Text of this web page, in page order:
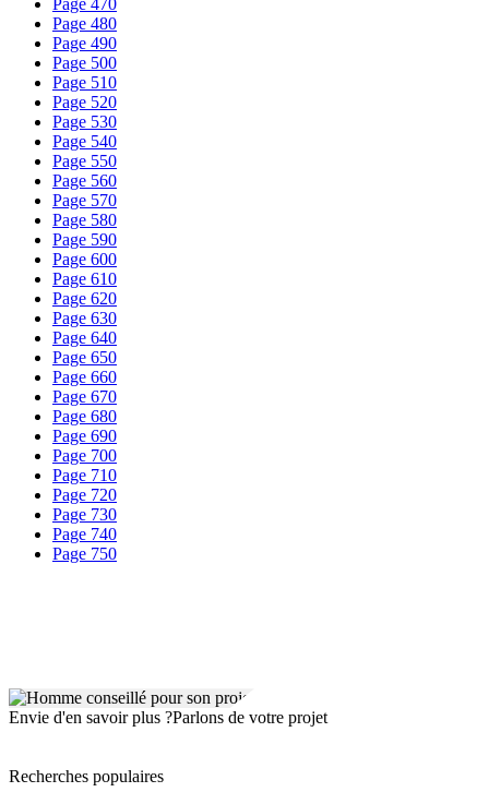
Page 470
Page 480
Page 490
Page 500
Page 510
Page 520
Page 530
Page 540
Page 550
Page 560
Page 570
Page 580
Page 590
Page 600
Page 610
Page 620
Page 630
Page 640
Page 650
Page 660
Page 670
Page 680
Page 690
Page 700
Page 710
Page 720
Page 730
Page 740
Page 750
Envie d'en savoir plus ?Parlons de votre projet
Recherches populaires